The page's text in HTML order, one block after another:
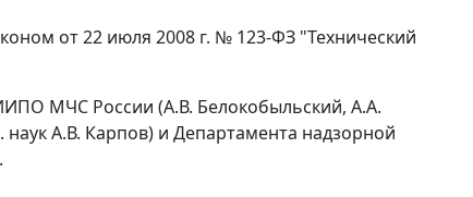
от 22 июля 2008 г. № 123-ФЗ "Технический
МЧС России (А.В. Белокобыльский, А.А.
наук А.В. Карпов) и Департамента надзорной